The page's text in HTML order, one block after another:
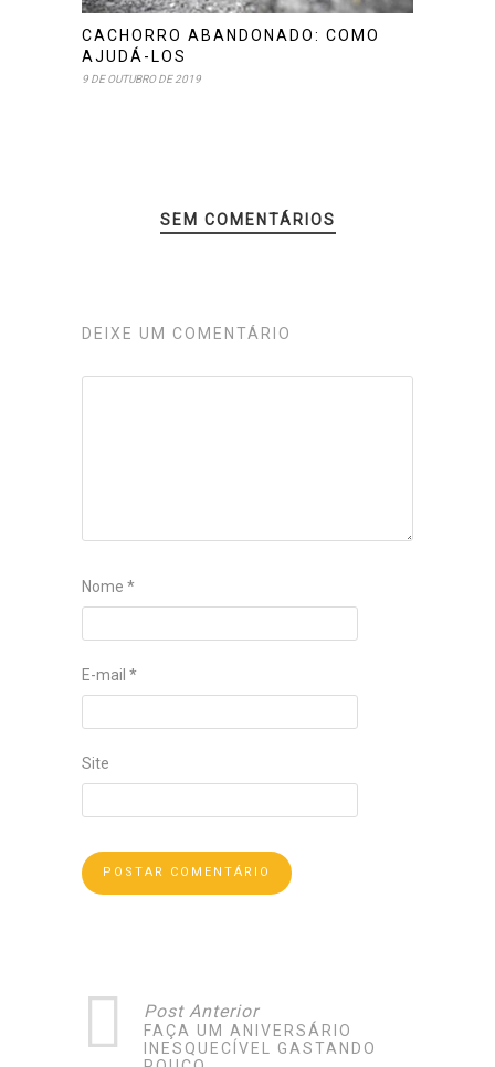
CACHORRO ABANDONADO: COMO
AJUDÁ-LOS
9 DE OUTUBRO DE 2019
SEM COMENTÁRIOS
DEIXE UM COMENTÁRIO
Nome *
E-mail *
Site
Post Anterior
FAÇA UM ANIVERSÁRIO
INESQUECÍVEL GASTANDO